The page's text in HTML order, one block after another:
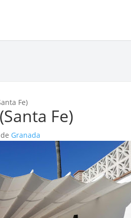
Fe)
Fe)
Granada